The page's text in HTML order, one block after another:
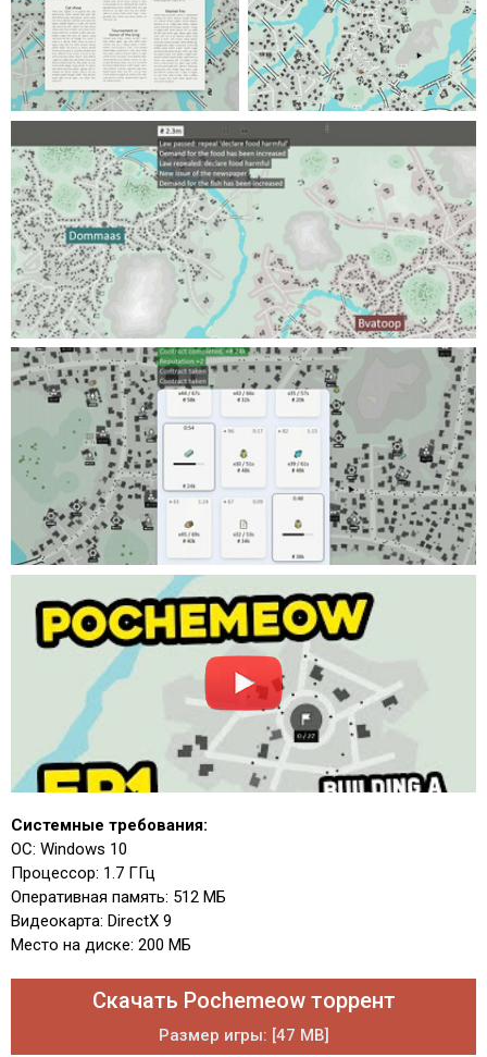
Системные требования:
ОС: Windows 10
Процессор: 1.7 ГГц
Оперативная память: 512 МБ
Видеокарта: DirectX 9
Место на диске: 200 МБ
Скачать Pochemeow торрент
Размер игры: [47 MB]